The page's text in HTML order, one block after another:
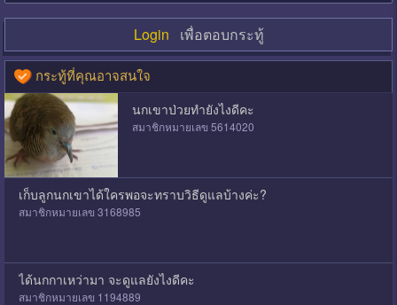
Login เพื่อตอบกระทู้
กระทู้ที่คุณอาจสนใจ
นกเขาป่วยทำยังไงดีคะ
สมาชิกหมายเลข 5614020
เก็บลูกนกเขาได้ใครพอจะทราบวิธีดูแลบ้างค่ะ?
สมาชิกหมายเลข 3168985
ได้นกกาเหว่ามา จะดูแลยังไงดีคะ
สมาชิกหมายเลข 1194889